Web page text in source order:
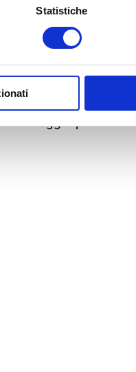
Statistiche
in grado di catturare
è quello di
di fissaggio per